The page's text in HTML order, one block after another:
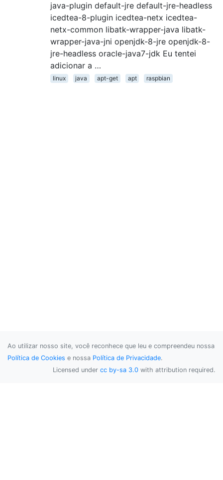
java-plugin default-jre default-jre-headless
icedtea-8-plugin icedtea-netx icedtea-
netx-common libatk-wrapper-java libatk-
wrapper-java-jni openjdk-8-jre openjdk-8-
jre-headless oracle-java7-jdk Eu tentei
adicionar a …
linux java apt-get apt raspbian
Ao utilizar nosso site, você reconhece que leu e compreendeu nossa
Política de Cookies e nossa Política de Privacidade.
Licensed under cc by-sa 3.0 with attribution required.